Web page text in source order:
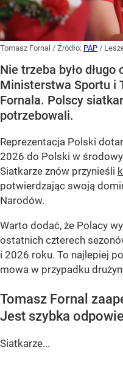
Tomasz Fornal / Źródło: PAP /
Nie trzeba było
Ministerstwa Sportu i
Fornala. Polscy
potrzebowali.
Reprezentacja Polski
2026 do Polski w
Siatkarze znów przynieśli
potwierdzając swoją
Narodów.
Warto dodać, że Polacy
ostatnich czterech
i 2026 roku. To najlepiej
mowa w przypadku
Tomasz Fornal
Jest szybka
Siatkarze...